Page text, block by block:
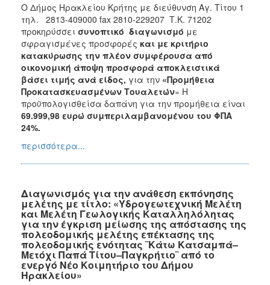
Ο Δήμος Ηρακλείου Κρήτης με διεύθυνση Αγ. Τίτου 1
τηλ. 2813-409000 fax 2810-229207 Τ.Κ. 71202
προκηρύσσει συνοπτικό διαγωνισμό με
σφραγισμένες προσφορές και με κριτήριο
κατακύρωσης την πλέον συμφέρουσα από
οικονομική άποψη προσφορά αποκλειστικά
βάσει τιμής ανά είδος, για την «Προμήθεια
Προκατασκευασμένων Τουαλετών» Η
προϋπολογισθείσα δαπάνη για την προμήθεια είναι
69.999,98 ευρώ συμπεριλαμβανομένου του ΦΠΑ
24%.
περισσότερα...
Διαγωνισμός για την ανάθεση εκπόνησης
μελέτης με τίτλο: «Υδρογεωτεχνική Μελέτη
και Μελέτη Γεωλογικής Καταλληλόλητας
για την έγκριση μείωσης της απόστασης της
πολεοδομικής μελέτης επέκτασης της
πολεοδομικής ενότητας ¨Κάτω Κατσαμπά–
Μετόχι Παπά Τίτου–Παγκρήτιο¨ από το
ενεργό Νέο Κοιμητήριο του Δήμου
Ηρακλείου»